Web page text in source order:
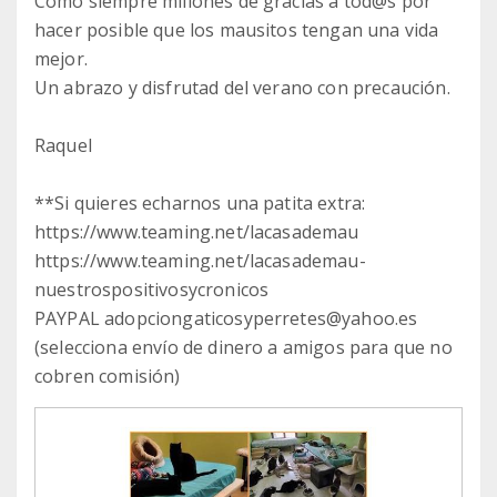
hacer posible que los mausitos tengan una vida
mejor.
Un abrazo y disfrutad del verano con precaución.
Raquel
**Si quieres echarnos una patita extra:
https://www.teaming.net/lacasademau
https://www.teaming.net/lacasademau-
nuestrospositivosycronicos
PAYPAL adopciongaticosyperretes@yahoo.es
(selecciona envío de dinero a amigos para que no
cobren comisión)